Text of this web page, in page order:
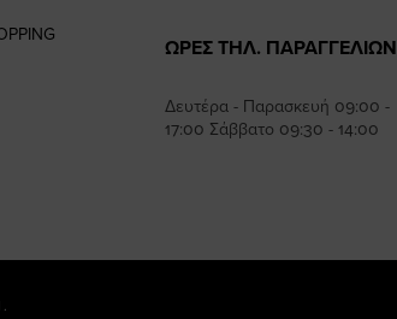
ΩΡΕΣ ΤΗΛ. ΠΑΡΑΓΓΕΛΙΩΝ
Δευτέρα - Παρασκευή 09:00 -
17:00 Σάββατο 09:30 - 14:00